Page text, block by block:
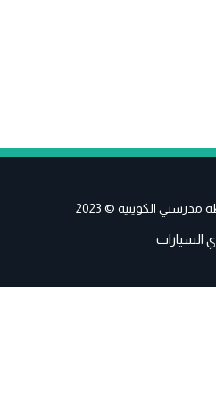
الكويتية © 2023
السيارات